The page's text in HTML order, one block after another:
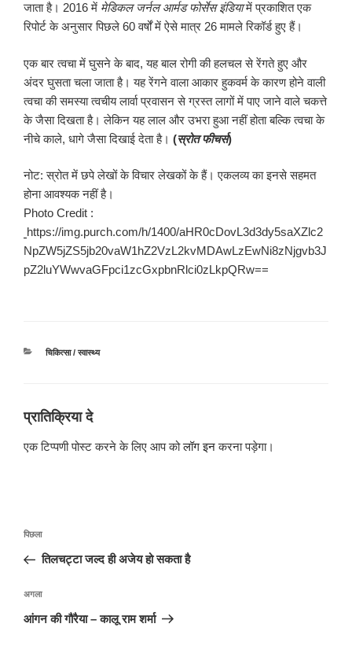
जाता है। 2016 में मेडिकल जर्नल आर्मड फोर्सेस इंडियामें प्रकाशित एक
रिपोर्ट के अनुसार पिछले 60 वर्षों में ऐसे मात्र 26 मामले रिकॉर्ड हुए हैं।
एक बार त्वचा में घुसने के बाद, यह बाल रोगी की हलचल से रेंगते हुए और
अंदर घुसता चला जाता है। यह रेंगने वाला आकार हुकवर्म के कारण होने वाली
त्वचा की समस्या त्वचीय लार्वा प्रवासन से ग्रस्त लागों में पाए जाने वाले चकत्ते
के जैसा दिखता है। लेकिन यह लाल और उभरा हुआ नहीं होता बल्कि त्वचा के
नीचे काले, धागे जैसा दिखाई देता है। (स्रोत फीचर्स)
नोट: स्रोत में छपे लेखों के विचार लेखकों के हैं। एकलव्य का इनसे सहमत
होना आवश्यक नहीं है।
Photo Credit :
https://img.purch.com/h/1400/aHR0cDovL3d3dy5saXZlc2
NpZW5jZS5jb20vaW1hZ2VzL2kvMDAwLzEwNi8zNjgvb3J
pZ2luYWwvaGFpci1zcGxpbnRlci0zLkpQRw==
श्रेणियाँ
चिकित्सा / स्वास्थ्य
प्रातिक्रिया दे
एक टिप्पणी पोस्ट करने के लिए आप कोलॉग इनकरना पड़ेगा।
पोस्ट
पिछला
पोस्ट:
पिछला
तिलचट्टा जल्द ही अजेय हो सकता है
अगली
पोस्ट
अगला
आंगन की गौरैया – कालू राम शर्मा